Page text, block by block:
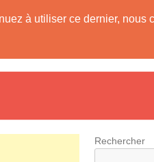
à utiliser ce dernier, nous
Rechercher